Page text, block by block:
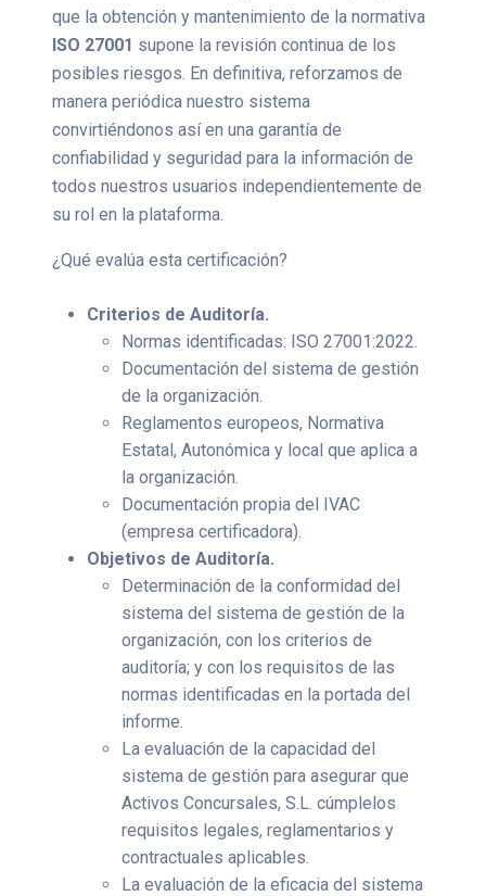
que la obtención y mantenimiento de la normativa
ISO 27001 supone la revisión continua de los
posibles riesgos. En definitiva, reforzamos de
manera periódica nuestro sistema
convirtiéndonos así en una garantía de
confiabilidad y seguridad para la información de
todos nuestros usuarios independientemente de
su rol en la plataforma.
¿Qué evalúa esta certificación?
Criterios de Auditoría.
Normas identificadas: ISO 27001:2022.
Documentación del sistema de gestión
de la organización.
Reglamentos europeos, Normativa
Estatal, Autonómica y local que aplica a
la organización.
Documentación propia del IVAC
(empresa certificadora).
Objetivos de Auditoría.
Determinación de la conformidad del
sistema del sistema de gestión de la
organización, con los criterios de
auditoría; y con los requisitos de las
normas identificadas en la portada del
informe.
La evaluación de la capacidad del
sistema de gestión para asegurar que
Activos Concursales, S.L. cúmplelos
requisitos legales, reglamentarios y
contractuales aplicables.
La evaluación de la eficacia del sistema